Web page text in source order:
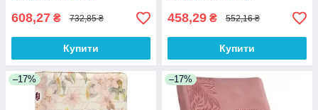
608,27 ₴ 732,85 ₴
Купити
458,29 ₴ 552,16 ₴
Купити
–17% –17%